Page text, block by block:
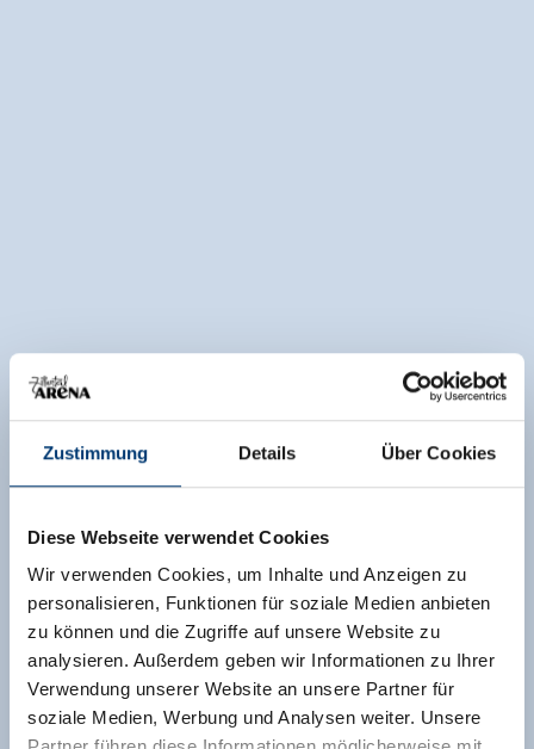
Zustimmung Details Über Cookies
Diese Webseite verwendet Cookies
Wir verwenden Cookies, um Inhalte und Anzeigen zu
personalisieren, Funktionen für soziale Medien anbieten
zu können und die Zugriffe auf unsere Website zu
analysieren. Außerdem geben wir Informationen zu Ihrer
Verwendung unserer Website an unsere Partner für
soziale Medien, Werbung und Analysen weiter. Unsere